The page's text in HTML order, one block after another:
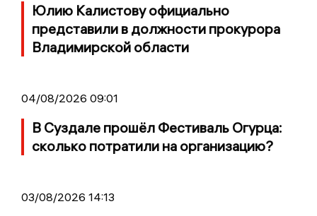
Юлию Калистову официально
представили в должности прокурора
Владимирской области
04/08/2026 09:01
В Суздале прошёл Фестиваль Огурца:
сколько потратили на организацию?
03/08/2026 14:13